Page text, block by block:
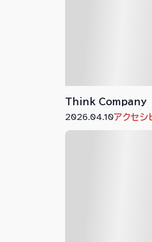
Think Company
2026.04.10アクセシ